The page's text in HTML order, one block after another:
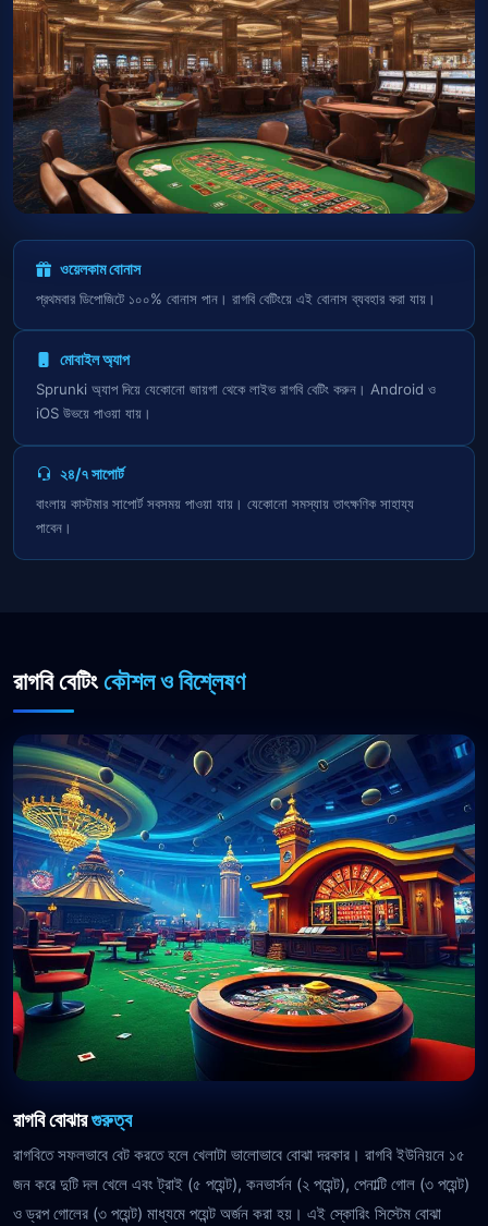
ওয়েলকাম বোনাস
প্রথমবার ডিপোজিটে ১০০% বোনাস পান। রাগবি বেটিংয়ে এই বোনাস ব্যবহার করা যায়।
মোবাইল অ্যাপ
Sprunki অ্যাপ দিয়ে যেকোনো জায়গা থেকে লাইভ রাগবি বেটিং করুন। Android ও
iOS উভয়ে পাওয়া যায়।
২৪/৭ সাপোর্ট
বাংলায় কাস্টমার সাপোর্ট সবসময় পাওয়া যায়। যেকোনো সমস্যায় তাৎক্ষণিক সাহায্য
পাবেন।
রাগবি বেটিংকৌশল ও বিশ্লেষণ
রাগবি বোঝারগুরুত্ব
রাগবিতে সফলভাবে বেট করতে হলে খেলাটা ভালোভাবে বোঝা দরকার। রাগবি ইউনিয়নে ১৫
জন করে দুটি দল খেলে এবং ট্রাই (৫ পয়েন্ট), কনভার্সন (২ পয়েন্ট), পেনাল্টি গোল (৩ পয়েন্ট)
ও ড্রপ গোলের (৩ পয়েন্ট) মাধ্যমে পয়েন্ট অর্জন করা হয়। এই স্কোরিং সিস্টেম বোঝা